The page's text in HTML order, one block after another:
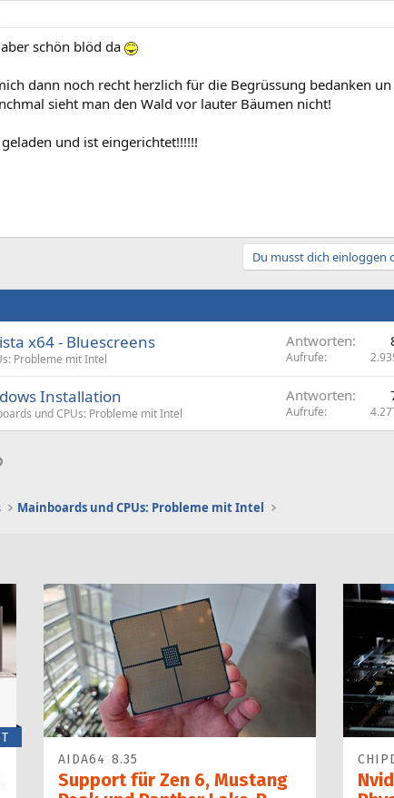
schön blöd da
dann noch recht herzlich für die Begrüssung bedanken
sieht man den Wald vor lauter Bäumen nicht!
und ist eingerichtet!!!!!!
Du musst dich einloggen
x64 - Bluescreens
Probleme mit Intel
Antworten
Aufrufe
Installation
und CPUs: Probleme mit Intel
Antworten
Aufrufe
Link
Mainboards und CPUs: Probleme mit Intel
AIDA64 8.35
Support für Zen 6, Mustang